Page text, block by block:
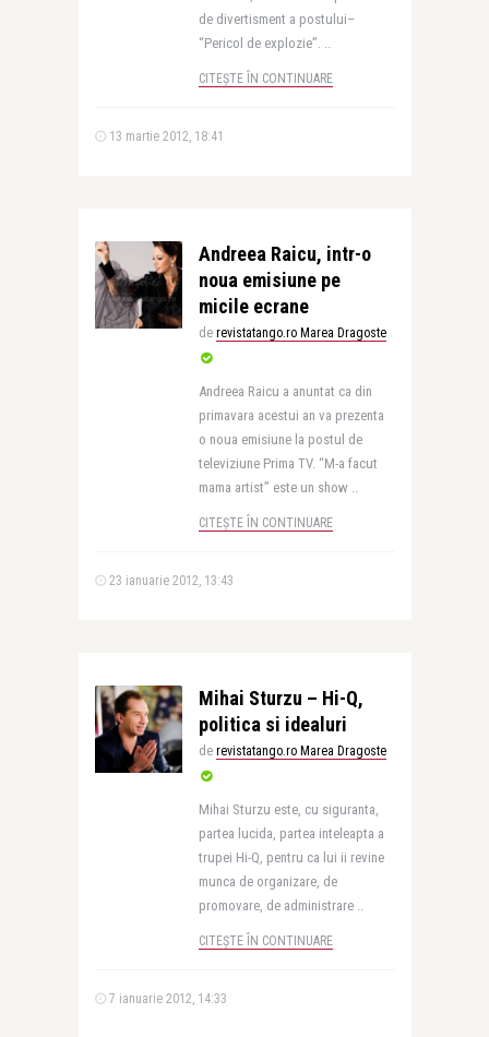
de divertisment a postului–
“Pericol de explozie”. ..
CITEȘTE ÎN CONTINUARE
13 martie 2012, 18:41
Andreea Raicu, intr-o
noua emisiune pe
micile ecrane
de revistatango.ro Marea Dragoste
Andreea Raicu a anuntat ca din
primavara acestui an va prezenta
o noua emisiune la postul de
televiziune Prima TV. “M-a facut
mama artist” este un show ..
CITEȘTE ÎN CONTINUARE
23 ianuarie 2012, 13:43
Mihai Sturzu – Hi-Q,
politica si idealuri
de revistatango.ro Marea Dragoste
Mihai Sturzu este, cu siguranta,
partea lucida, partea inteleapta a
trupei Hi-Q, pentru ca lui ii revine
munca de organizare, de
promovare, de administrare ..
CITEȘTE ÎN CONTINUARE
7 ianuarie 2012, 14:33